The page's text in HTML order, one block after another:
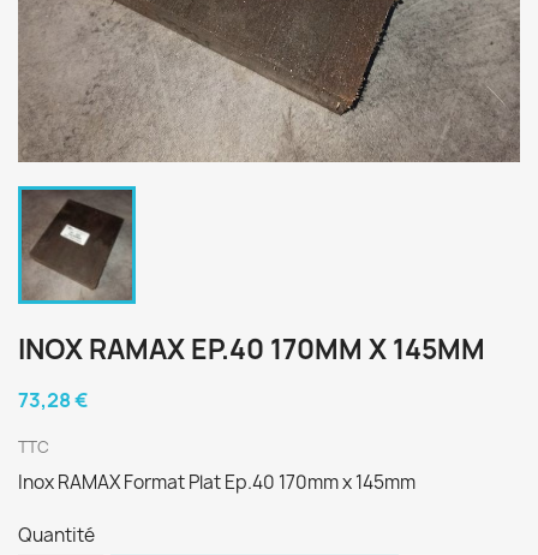
INOX RAMAX EP.40 170MM X 145MM
73,28 €
TTC
Inox RAMAX Format Plat Ep.40 170mm x 145mm
Quantité